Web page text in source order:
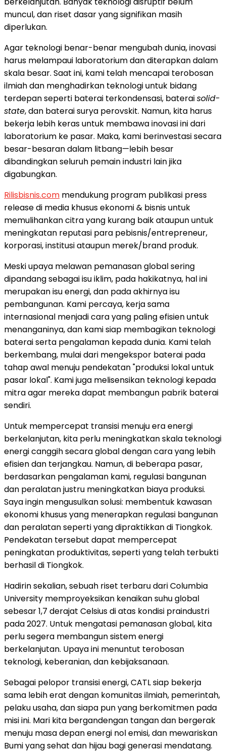
muncul, dan riset dasar yang signifikan masih
diperlukan.
Agar teknologi benar-benar mengubah dunia, inovasi
harus melampaui laboratorium dan diterapkan dalam
skala besar. Saat ini, kami telah mencapai terobosan
ilmiah dan menghadirkan teknologi untuk bidang
terdepan seperti baterai terkondensasi, bateraisolid-
state, dan baterai surya perovskit. Namun, kita harus
bekerja lebih keras untuk membawa inovasi ini dari
laboratorium ke pasar. Maka, kami berinvestasi secara
besar-besaran dalam litbang—lebih besar
dibandingkan seluruh pemain industri lain jika
digabungkan.
Rilisbisnis.com mendukung program publikasi press
release di media khusus ekonomi & bisnis untuk
memulihankan citra yang kurang baik ataupun untuk
meningkatan reputasi para pebisnis/entrepreneur,
korporasi, institusi ataupun merek/brand produk.
Meski upaya melawan pemanasan global sering
dipandang sebagai isu iklim, pada hakikatnya, hal ini
merupakan isu energi, dan pada akhirnya isu
pembangunan. Kami percaya, kerja sama
internasional menjadi cara yang paling efisien untuk
menanganinya, dan kami siap membagikan teknologi
baterai serta pengalaman kepada dunia. Kami telah
berkembang, mulai dari mengekspor baterai pada
tahap awal menuju pendekatan "produksi lokal untuk
pasar lokal". Kami juga melisensikan teknologi kepada
mitra agar mereka dapat membangun pabrik baterai
sendiri.
Untuk mempercepat transisi menuju era energi
berkelanjutan, kita perlu meningkatkan skala teknologi
energi canggih secara global dengan cara yang lebih
efisien dan terjangkau. Namun, di beberapa pasar,
berdasarkan pengalaman kami, regulasi bangunan
dan peralatan justru meningkatkan biaya produksi.
Saya ingin mengusulkan solusi: membentuk kawasan
ekonomi khusus yang menerapkan regulasi bangunan
dan peralatan seperti yang dipraktikkan di Tiongkok.
Pendekatan tersebut dapat mempercepat
peningkatan produktivitas, seperti yang telah terbukti
berhasil di Tiongkok.
Hadirin sekalian, sebuah riset terbaru dari Columbia
University memproyeksikan kenaikan suhu global
sebesar 1,7 derajat Celsius di atas kondisi praindustri
pada 2027. Untuk mengatasi pemanasan global, kita
perlu segera membangun sistem energi
berkelanjutan. Upaya ini menuntut terobosan
teknologi, keberanian, dan kebijaksanaan.
Sebagai pelopor transisi energi, CATL siap bekerja
sama lebih erat dengan komunitas ilmiah, pemerintah,
pelaku usaha, dan siapa pun yang berkomitmen pada
misi ini. Mari kita bergandengan tangan dan bergerak
menuju masa depan energi nol emisi, dan mewariskan
Bumi yang sehat dan hijau bagi generasi mendatang.